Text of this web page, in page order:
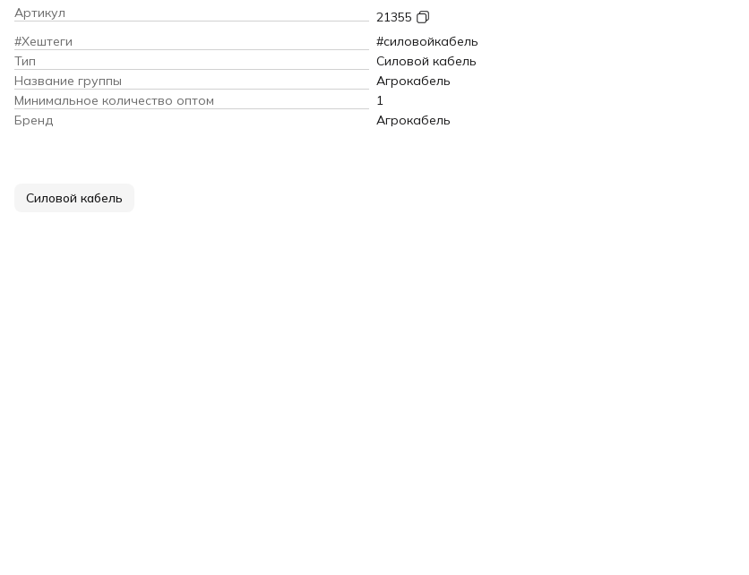
Артикул
21355
#Хештеги
#силовойкабель
Тип
Силовой кабель
Название группы
Агрокабель
Минимальное количество оптом
1
Бренд
Агрокабель
Силовой кабель